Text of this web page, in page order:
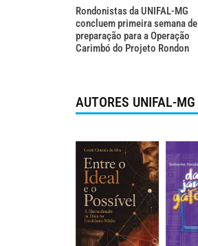
Rondonistas da UNIFAL-MG
concluem primeira semana de
preparação para a Operação
Carimbó do Projeto Rondon
AUTORES UNIFAL-MG